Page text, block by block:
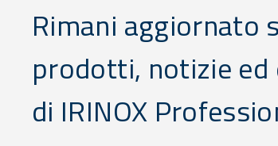
Rimani aggiornato
prodotti, notizie ed
di IRINOX